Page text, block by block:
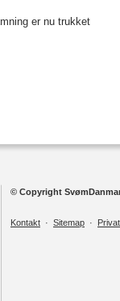
er nu trukket
© Copyright
Kontakt · Sitemap ·